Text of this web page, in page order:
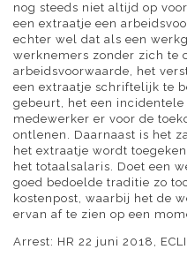
nog steeds niet altijd op
een extraatje een
echter wel dat als een
werknemers zonder zich te
arbeidsvoorwaarde, het
een extraatje schriftelijk te
gebeurt, het een
medewerker er voor de
ontlenen. Daarnaast is het
het extraatje wordt
het totaalsalaris. Doet een
goed bedoelde traditie zo
kostenpost, waarbij het de
ervan af te zien op een
Arrest: HR 22 juni 2018,